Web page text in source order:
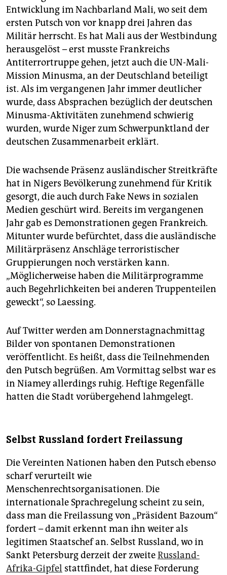
Entwicklung im Nachbarland Mali, wo seit dem
ersten Putsch von vor knapp drei Jahren das
Militär herrscht. Es hat Mali aus der Westbindung
herausgelöst – erst musste Frankreichs
Antiterrortruppe gehen, jetzt auch die UN-Mali-
Mission Minusma, an der Deutschland beteiligt
ist. Als im vergangenen Jahr immer deutlicher
wurde, dass Absprachen bezüglich der deutschen
Minusma-Aktivitäten zunehmend schwierig
wurden, wurde Niger zum Schwerpunktland der
deutschen Zusammenarbeit erklärt.
Die wachsende Präsenz ausländischer Streitkräfte
hat in Nigers Bevölkerung zunehmend für Kritik
gesorgt, die auch durch Fake News in sozialen
Medien geschürt wird. Bereits im vergangenen
Jahr gab es Demonstrationen gegen Frankreich.
Mitunter wurde befürchtet, dass die ausländische
Militärpräsenz Anschläge terroristischer
Gruppierungen noch verstärken kann.
„Möglicherweise haben die Militärprogramme
auch Begehrlichkeiten bei anderen Truppenteilen
geweckt“, so Laessing.
Auf Twitter werden am Donnerstagnachmittag
Bilder von spontanen Demonstrationen
veröffentlicht. Es heißt, dass die Teilnehmenden
den Putsch begrüßen. Am Vormittag selbst war es
in Niamey allerdings ruhig. Heftige Regenfälle
hatten die Stadt vorübergehend lahmgelegt.
Selbst Russland fordert Freilassung
Die Vereinten Nationen haben den Putsch ebenso
scharf verurteilt wie
Menschenrechtsorganisationen. Die
internationale Sprachregelung scheint zu sein,
dass man die Freilassung von „Präsident Bazoum“
fordert – damit erkennt man ihn weiter als
legitimen Staatschef an. Selbst Russland, wo in
Sankt Petersburg derzeit der zweiteRussland-
Afrika-Gipfel stattfindet, hat diese Forderung